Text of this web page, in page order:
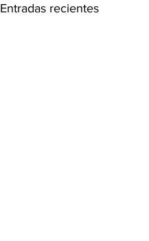
Entradas recientes